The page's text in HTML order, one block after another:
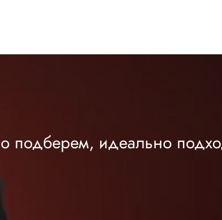
подберем, идеально